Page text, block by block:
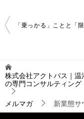
投
稿
ゲ
ー
シ
ョ
ン
「乗っかる」ことと「限
株式会社アクトパス｜
の専門コンサルティング
メルマガ 新業態サ